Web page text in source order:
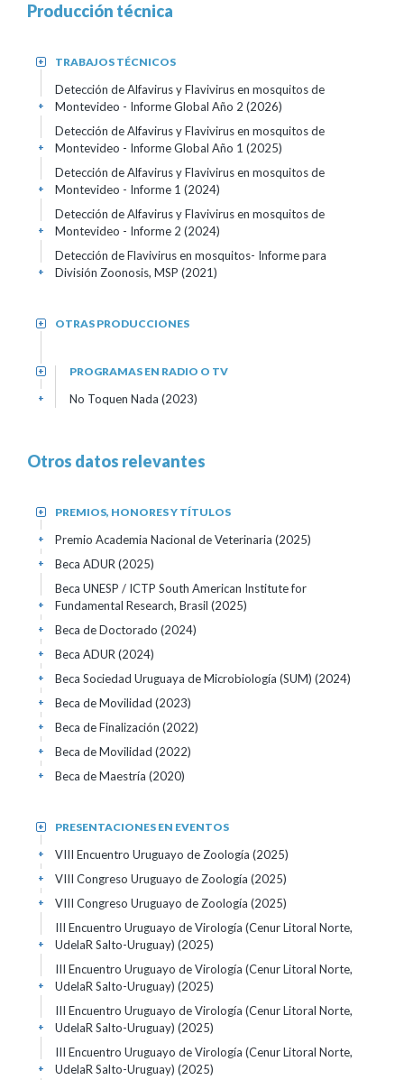
Producción técnica
TRABAJOS TÉCNICOS
+
Detección de Alfavirus y Flavivirus en mosquitos de
Montevideo - Informe Global Año 2 (2026)
+
Detección de Alfavirus y Flavivirus en mosquitos de
Montevideo - Informe Global Año 1 (2025)
+
Detección de Alfavirus y Flavivirus en mosquitos de
Montevideo - Informe 1 (2024)
+
Detección de Alfavirus y Flavivirus en mosquitos de
Montevideo - Informe 2 (2024)
+
Detección de Flavivirus en mosquitos- Informe para
División Zoonosis, MSP (2021)
+
OTRAS PRODUCCIONES
+
PROGRAMAS EN RADIO O TV
+
No Toquen Nada (2023)
+
Otros datos relevantes
PREMIOS, HONORES Y TÍTULOS
+
Premio Academia Nacional de Veterinaria (2025)
+
Beca ADUR (2025)
+
Beca UNESP / ICTP South American Institute for
Fundamental Research, Brasil (2025)
+
Beca de Doctorado (2024)
+
Beca ADUR (2024)
+
Beca Sociedad Uruguaya de Microbiología (SUM) (2024)
+
Beca de Movilidad (2023)
+
Beca de Finalización (2022)
+
Beca de Movilidad (2022)
+
Beca de Maestría (2020)
+
PRESENTACIONES EN EVENTOS
+
VIII Encuentro Uruguayo de Zoología (2025)
+
VIII Congreso Uruguayo de Zoología (2025)
+
VIII Congreso Uruguayo de Zoología (2025)
+
III Encuentro Uruguayo de Virología (Cenur Litoral Norte,
UdelaR Salto-Uruguay) (2025)
+
III Encuentro Uruguayo de Virología (Cenur Litoral Norte,
UdelaR Salto-Uruguay) (2025)
+
III Encuentro Uruguayo de Virología (Cenur Litoral Norte,
UdelaR Salto-Uruguay) (2025)
+
III Encuentro Uruguayo de Virología (Cenur Litoral Norte,
UdelaR Salto-Uruguay) (2025)
+